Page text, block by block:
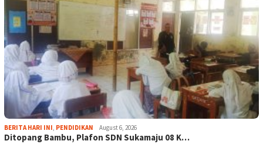
BERITA HARI INI, PENDIDIKAN August 6, 2026
Ditopang Bambu, Plafon SDN Sukamaju 08 K…